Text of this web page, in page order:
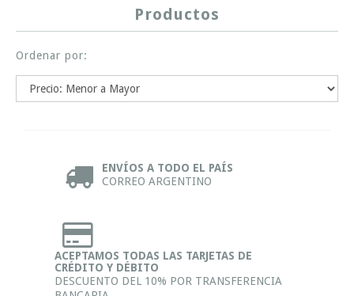
Productos
Ordenar por:
ENVÍOS A TODO EL PAÍS
CORREO ARGENTINO
ACEPTAMOS TODAS LAS TARJETAS DE
CRÉDITO Y DÉBITO
DESCUENTO DEL 10% POR TRANSFERENCIA